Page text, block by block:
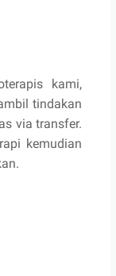
kami,
tindakan
via transfer.
kemudian